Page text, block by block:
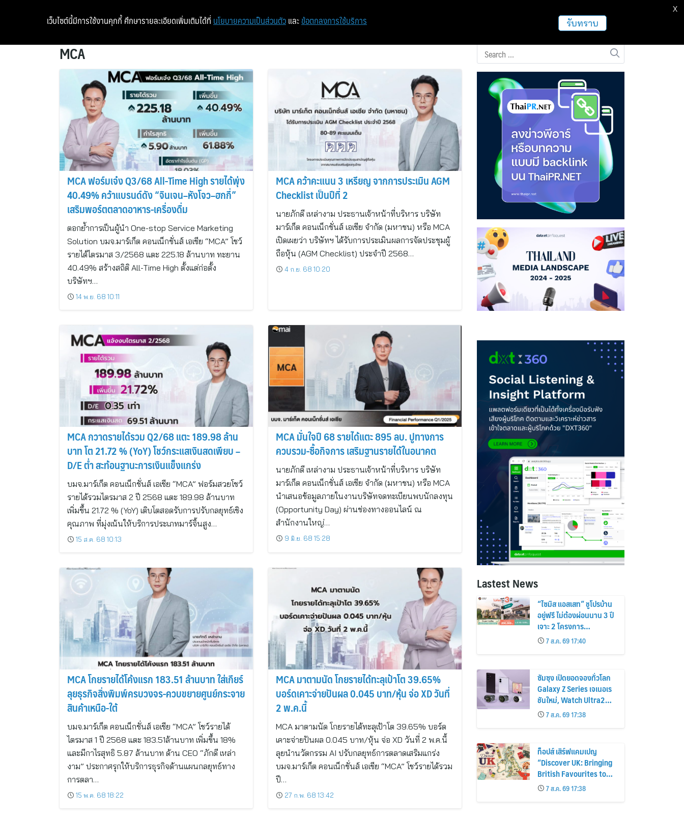
หน้าแรก ท่องเที่ยว ฝากข่าวประชาสัมพันธ์
MCA
MCA ฟอร์มเจ๋ง Q3/68 All-Time High รายได้พุ่ง
40.49% คว้าแบรนด์ดัง “จินเจน–หังโจว–ฮกกี่”
เสริมพอร์ตตลาดอาหาร-เครื่องดื่ม
ตอกย้ำการเป็นผู้นำ One-stop Service Marketing
Solution บมจ.มาร์เก็ต คอนเน็กชั่นส์ เอเชีย “MCA” โชว์
รายได้ไตรมาส 3/2568 แตะ 225.18 ล้านบาท ทะยาน
40.49% สร้างสถิติ All-Time High ตั้งแต่ก่อตั้ง
บริษัทฯ…
14 พ.ย. 68 10:11
MCA คว้าคะแนน 3 เหรียญ จากการประเมิน AGM
Checklist เป็นปีที่ 2
นายภักดี เหล่างาม ประธานเจ้าหน้าที่บริหาร บริษัท
มาร์เก็ต คอนเน็กชั่นส์ เอเชีย จำกัด (มหาชน) หรือ MCA
เปิดเผยว่า บริษัทฯ ได้รับการประเมินผลการจัดประชุมผู้
ถือหุ้น (AGM Checklist) ประจำปี 2568…
4 ก.ย. 68 10:20
MCA กวาดรายได้รวม Q2/68 แตะ 189.98 ล้าน
บาท โต 21.72 % (YoY) โชว์กระแสเงินสดเพียบ –
D/E ต่ำ สะท้อนฐานะการเงินแข็งแกร่ง
บมจ.มาร์เก็ต คอนเน็กชั่นส์ เอเชีย “MCA” ฟอร์มสวยโชว์
รายได้รวมไตรมาส 2 ปี 2568 แตะ 189.98 ล้านบาท
เพิ่มขึ้น 21.72 % (YoY) เติบโตสอดรับการปรับกลยุทธ์เชิง
คุณภาพ ที่มุ่งเน้นให้บริการประเภทมาร์จิ้นสูง…
15 ส.ค. 68 10:13
MCA มั่นใจปี 68 รายได้แตะ 895 ลบ. ปูทางการ
ควบรวม-ซื้อกิจการ เสริมฐานรายได้ในอนาคต
นายภักดี เหล่างาม ประธานเจ้าหน้าที่บริหาร บริษัท
มาร์เก็ต คอนเน็กชั่นส์ เอเชีย จำกัด (มหาชน) หรือ MCA
นำเสนอข้อมูลภายในงานบริษัทจดทะเบียนพบนักลงทุน
(Opportunity Day) ผ่านช่องทางออนไลน์ ณ
สำนักงานใหญ่…
9 มิ.ย. 68 15:28
MCA โกยรายได้โค้งแรก 183.51 ล้านบาท ใส่เกียร์
ลุยธุรกิจสิ่งพิมพ์ครบวงจร-ควบขยายศูนย์กระจาย
สินค้าเหนือ-ใต้
บมจ.มาร์เก็ต คอนเน็กชั่นส์ เอเชีย “MCA” โชว์รายได้
ไตรมาส 1 ปี 2568 แตะ 183.51ล้านบาท เพิ่มขึ้น 18%
และมีกาไรสุทธิ 5.87 ล้านบาท ด้าน CEO “ภักดี เหล่า
งาม” ประกาศรุกให้บริการธุรกิจด้านแผนกลยุทธ์ทาง
การตลา…
15 พ.ค. 68 18:22
MCA มาตามนัด โกยรายได้ทะลุเป้าโต 39.65%
บอร์ดเคาะจ่ายปันผล 0.045 บาท/หุ้น จ่อ XD วันที่
2 พ.ค.นี้
MCA มาตามนัด โกยรายได้ทะลุเป้าโต 39.65% บอร์ด
เคาะจ่ายปันผล 0.045 บาท/หุ้น จ่อ XD วันที่ 2 พ.ค.นี้
ลุยนำนวัตกรรม AI ปรับกลยุทธ์การตลาดเสริมแกร่ง
บมจ.มาร์เก็ต คอนเน็กชั่นส์ เอเชีย “MCA” โชว์รายได้รวม
ปี…
27 ก.พ. 68 13:42
Lastest News
“ไซมิส แอสเสท” ชูโปรบ้าน
อยู่ฟรี ไม่ต้องผ่อนนาน 3 ปี
เจาะ 2 โครงการ
“Siamese Holm–
Siamese Blossom”
พร้อมส่วนลดและสิทธิพิเศษ
ถึง 31 สิงหาคม 2569
7 ส.ค. 69 17:40
ซัมซุง เปิดยอดจองทั่วโลก
Galaxy Z Series เจเนอเร
ชันใหม่, Watch Ultra2
และ Watch9 สูงกว่ารุ่น
ก่อนหน้ากว่า 30%
7 ส.ค. 69 17:38
ท็อปส์ เสิร์ฟแคมเปญ
“Discover UK: Bringing
British Favourites to
You” ขนทัพของอร่อยและ
ไอเท็มฮิตจากสหราช
อาณาจักร ส่งตรงถึงมือ
7 ส.ค. 69 17:38
เว็บไซต์นี้มีการใช้งานคุกกี้ ศึกษารายละเอียดเพิ่มเติมได้ที่ นโยบายความเป็นส่วนตัว และ ข้อตกลงการใช้บริการ รับทราบ
X